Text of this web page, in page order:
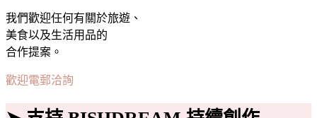
我們歡迎任何有關於旅遊、
美食以及生活用品的
合作提案。
歡迎電郵洽詢